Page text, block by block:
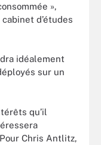
»,
d’études
idéalement
sur un
qu’il
Chris Antlitz,